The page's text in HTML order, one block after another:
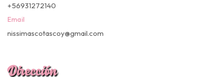
+56931272140
Email
nissimascotascoy@gmail.com
Dirección